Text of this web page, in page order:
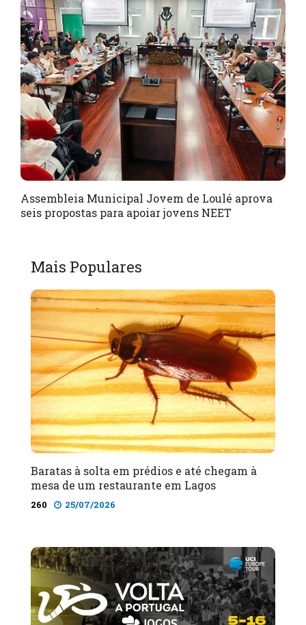
Assembleia Municipal Jovem de Loulé aprova
seis propostas para apoiar jovens NEET
Mais Populares
Baratas à solta em prédios e até chegam à
mesa de um restaurante em Lagos
260 25/07/2026